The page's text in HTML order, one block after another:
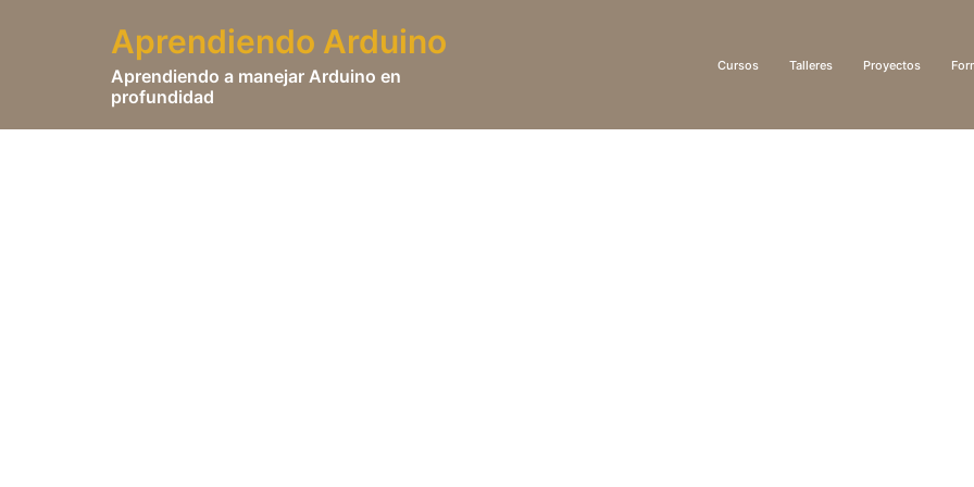
Aprendiendo Arduino
Aprendiendo a manejar Arduino en
profundidad
Cursos Talleres Proyectos